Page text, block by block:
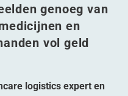
genoeg van
en
vol geld
logistics expert en